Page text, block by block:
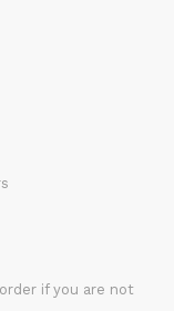
if you are not